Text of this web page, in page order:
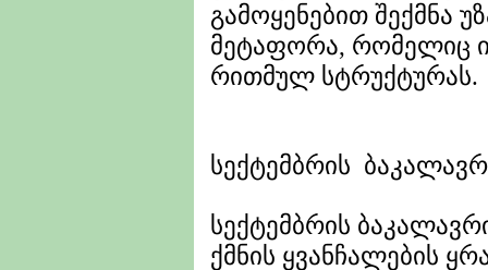
გამოყენებით შექმნა
მეტაფორა, რომელიც
რითმულ სტრუქტურას.
სექტემბრის
სექტემბრის
ქმნის ყვანჩალების